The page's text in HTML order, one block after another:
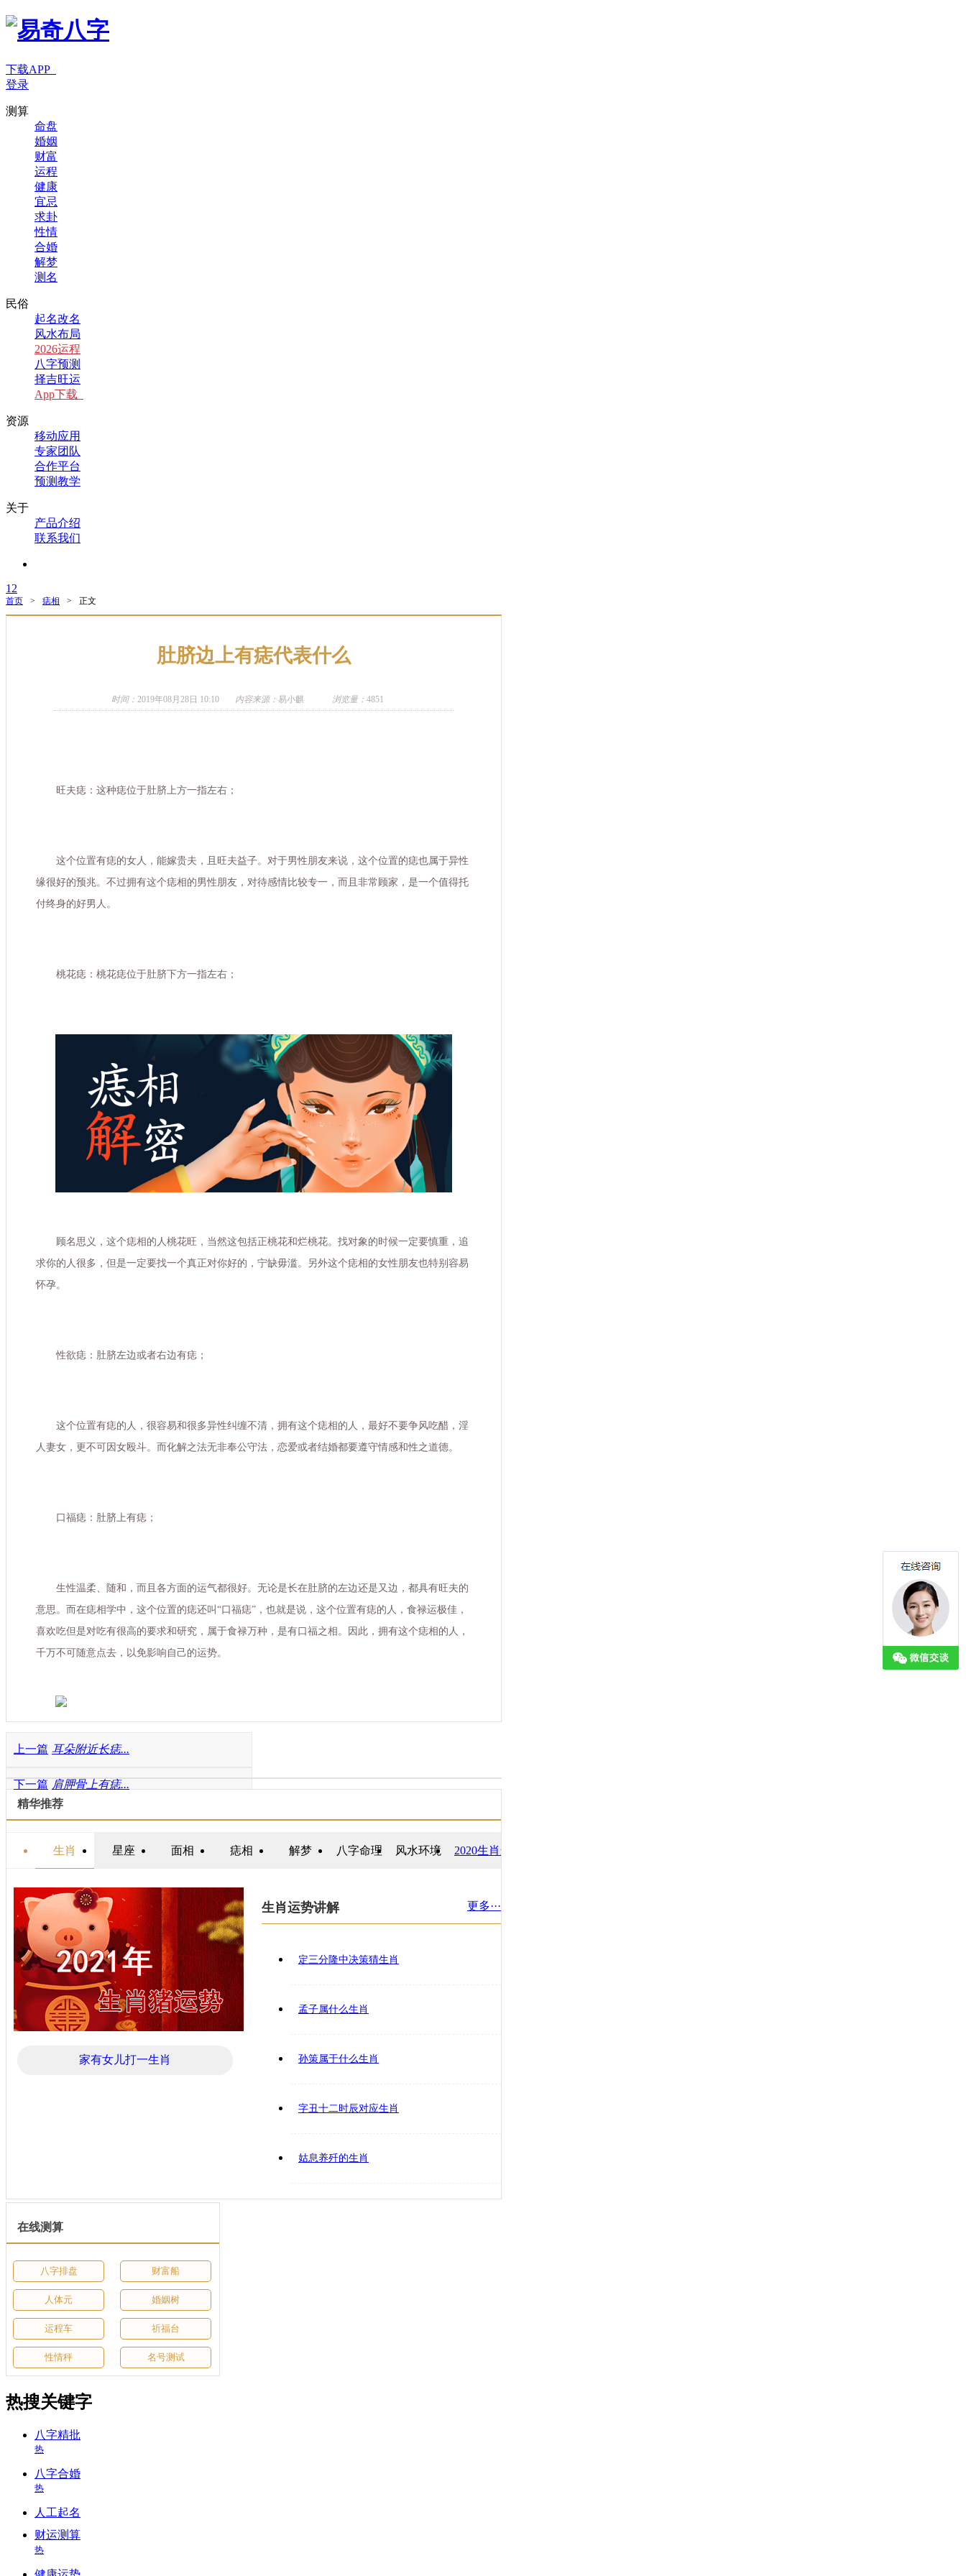
下载APP
登录
测算
命盘
婚姻
财富
运程
健康
宜忌
求卦
性情
合婚
解梦
测名
民俗
起名改名
风水布局
2026运程
八字预测
择吉旺运
App下载
资源
移动应用
专家团队
合作平台
预测教学
关于
产品介绍
联系我们
1 2
首页 > 痣相 > 正文
肚脐边上有痣代表什么
时间： 2019年08月28日 10:10 内容来源： 易小麒 浏览量： 4851
旺夫痣：这种痣位于肚脐上方一指左右；
这个位置有痣的女人，能嫁贵夫，且旺夫益子。对于男性朋友来说，这个位置的痣也属于异性
缘很好的预兆。不过拥有这个痣相的男性朋友，对待感情比较专一，而且非常顾家，是一个值得托
付终身的好男人。
桃花痣：桃花痣位于肚脐下方一指左右；
顾名思义，这个痣相的人桃花旺，当然这包括正桃花和烂桃花。找对象的时候一定要慎重，追
求你的人很多，但是一定要找一个真正对你好的，宁缺毋滥。另外这个痣相的女性朋友也特别容易
怀孕。
性欲痣：肚脐左边或者右边有痣；
这个位置有痣的人，很容易和很多异性纠缠不清，拥有这个痣相的人，最好不要争风吃醋，淫
人妻女，更不可因女殴斗。而化解之法无非奉公守法，恋爱或者结婚都要遵守情感和性之道德。
口福痣：肚脐上有痣；
生性温柔、随和，而且各方面的运气都很好。无论是长在肚脐的左边还是又边，都具有旺夫的
意思。而在痣相学中，这个位置的痣还叫“口福痣”，也就是说，这个位置有痣的人，食禄运极佳，
喜欢吃但是对吃有很高的要求和研究，属于食禄万种，是有口福之相。因此，拥有这个痣相的人，
千万不可随意点去，以免影响自己的运势。
上一篇 耳朵附近长痣...
下一篇 肩胛骨上有痣...
精华推荐
生肖 星座 面相 痣相 解梦 八字命理 风水环境 2020生肖运势
家有女儿打一生肖
生肖运势讲解 更多···
定三分隆中决策猜生肖
孟子属什么生肖
孙策属于什么生肖
字丑十二时辰对应生肖
姑息养歼的生肖
在线测算
八字排盘 财富船
人体元 婚姻树
运程车 祈福台
性情秤 名号测试
热搜关键字
八字精批
热
八字合婚
热
人工起名
财运测算
热